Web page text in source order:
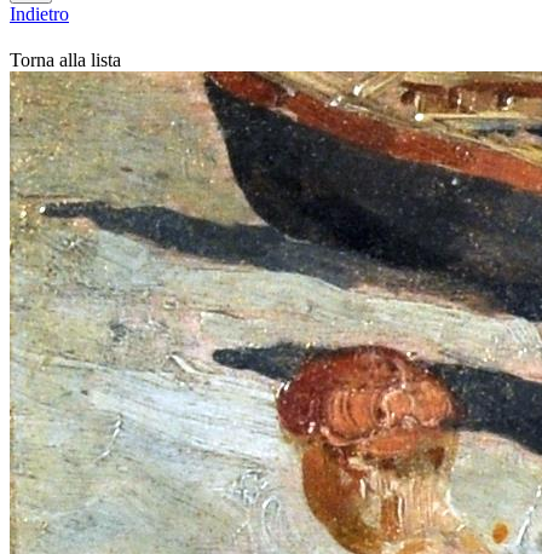
Indietro
Torna alla lista